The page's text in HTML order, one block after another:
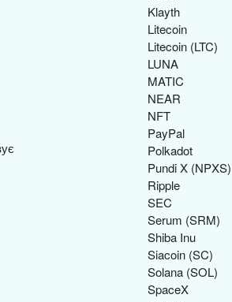
Klayth
Litecoin
Litecoin (LTC)
LUNA
MATIC
NEAR
NFT
PayPal
Polkadot
Pundi X (NPXS)
Ripple
SEC
Serum (SRM)
Shiba Inu
Siacoin (SC)
Solana (SOL)
SpaceX